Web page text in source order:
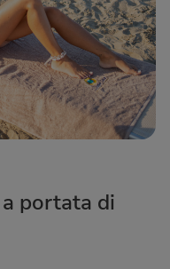
portata di